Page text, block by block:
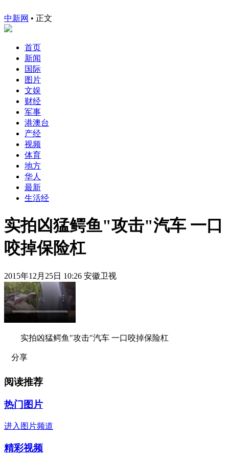
中新网 • 正文
首页
新闻
国际
图片
文娱
财经
军事
港澳台
产经
视频
体育
地方
华人
最新
生活经
实拍凶猛鳄鱼"攻击"汽车 一口
咬掉保险杠
2015年12月25日 10:26 安徽卫视
实拍凶猛鳄鱼"攻击"汽车 一口咬掉保险杠
分享
阅读推荐
热门图片
进入图片频道
精彩视频